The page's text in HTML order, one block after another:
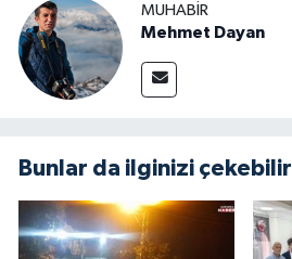
MUHABIR
Mehmet Dayan
Bunlar da ilginizi çekebilir